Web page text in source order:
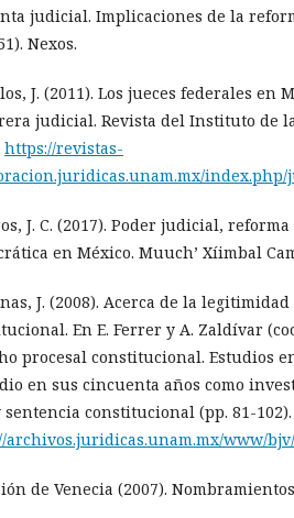
judicial. Implicaciones de la
Nexos.
J. (2011). Los jueces federales en
judicial. Revista del Instituto de
https://revistas-
J. C. (2017). Poder judicial,
en México. Muuch’ Xíimbal
J. (2008). Acerca de la
En E. Ferrer y A. Zaldívar
procesal constitucional. Estudios
en sus cincuenta años como
sentencia constitucional (pp. 81-102).
archivos.juridicas.unam.mx/www/
de Venecia (2007).